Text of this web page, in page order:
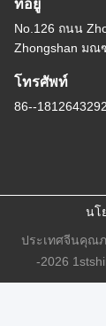
ที่อยู่
No.126 ถนน
Zhongshan มณ
โทรศัพท์
86--
นโ
ประเทศจีนคุณ
-2026